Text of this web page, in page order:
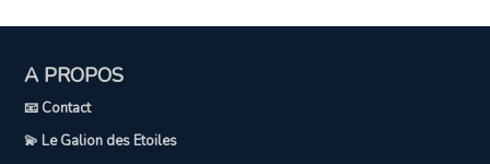
A PROPOS
📧 Contact
💫 Le Galion des Etoiles